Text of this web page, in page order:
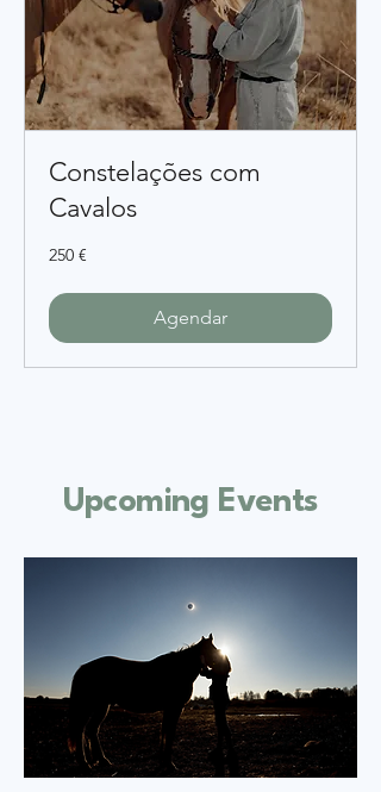
Constelações com
Cavalos
250
euros
250 €
Agendar
​Upcoming Events